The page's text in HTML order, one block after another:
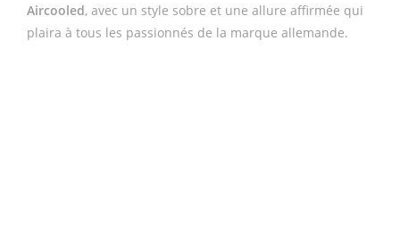
Aircooled, avec un style sobre et une allure affirmée qui
plaira à tous les passionnés de la marque allemande.